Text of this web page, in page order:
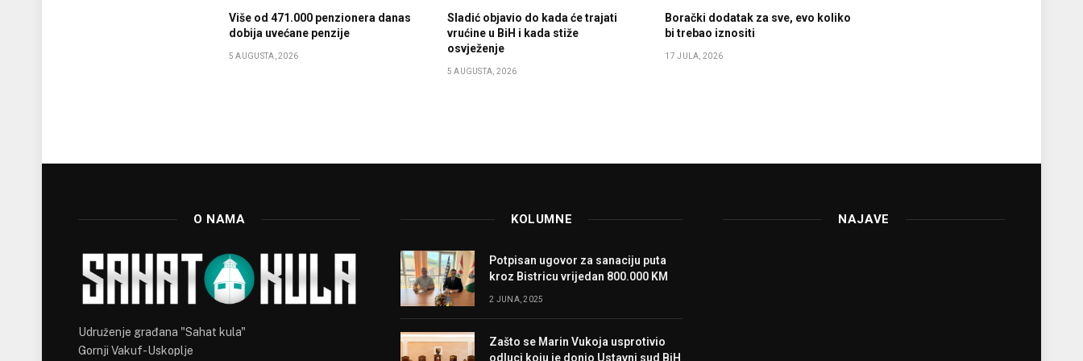
Više od 471.000 penzionera danas
dobija uvećane penzije
5 AUGUSTA, 2026
Sladić objavio do kada će trajati
vrućine u BiH i kada stiže
osvježenje
5 AUGUSTA, 2026
Borački dodatak za sve, evo koliko
bi trebao iznositi
17 JULA, 2026
O NAMA
Udruženje građana "Sahat kula"
Gornji Vakuf-Uskoplje
KOLUMNE
Potpisan ugovor za sanaciju puta
kroz Bistricu vrijedan 800.000 KM
2 JUNA, 2025
Zašto se Marin Vukoja usprotivio
odluci koju je donio Ustavni sud BiH
NAJAVE